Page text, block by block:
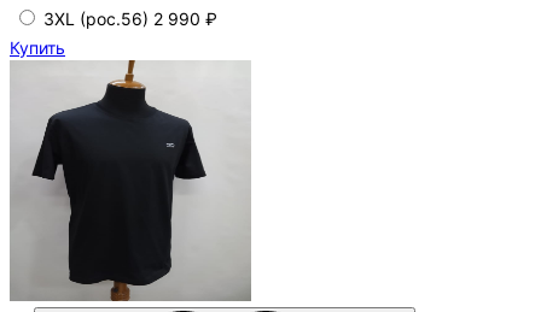
3XL (рос.56) 2 990 ₽
Купить